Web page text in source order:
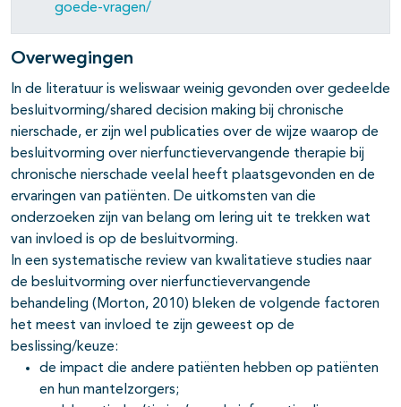
goede-vragen/
Overwegingen
In de literatuur is weliswaar weinig gevonden over gedeelde
besluitvorming/shared decision making bij chronische
nierschade, er zijn wel publicaties over de wijze waarop de
besluitvorming over nierfunctievervangende therapie bij
chronische nierschade veelal heeft plaatsgevonden en de
ervaringen van patiënten. De uitkomsten van die
onderzoeken zijn van belang om lering uit te trekken wat
van invloed is op de besluitvorming.
In een systematische review van kwalitatieve studies naar
de besluitvorming over nierfunctievervangende
behandeling (Morton, 2010) bleken de volgende factoren
het meest van invloed te zijn geweest op de
beslissing/keuze:
de impact die andere patiënten hebben op patiënten
en hun mantelzorgers;